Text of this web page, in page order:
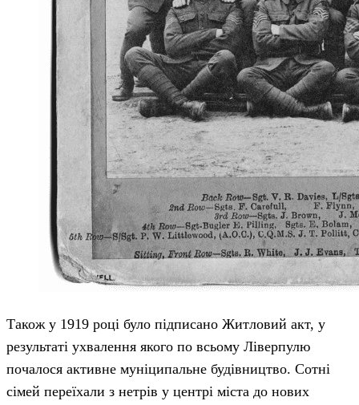
Також у 1919 році було підписано Житловий акт, у
результаті ухвалення якого по всьому Ліверпулю
почалося активне муніципальне будівництво. Сотні
сімей переїхали з нетрів у центрі міста до нових